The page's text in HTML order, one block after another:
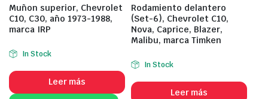
Muñon superior, Chevrolet
C10, C30, año 1973-1988,
marca IRP
In Stock
Leer más
Rodamiento delantero
(Set-6), Chevrolet C10,
Nova, Caprice, Blazer,
Malibu, marca Timken
In Stock
Leer más